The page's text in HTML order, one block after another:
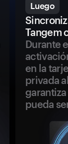
Luego
Tangem
Durante
en la
privada
pueda